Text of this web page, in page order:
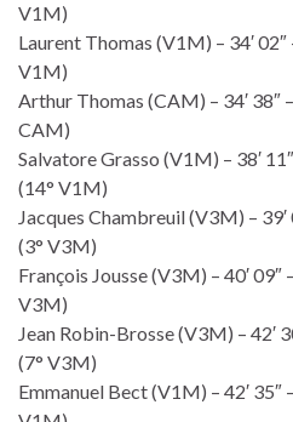
V1M)
Laurent Thomas (V1M) – 34′
V1M)
Arthur Thomas (CAM) – 34′ 38″
CAM)
Salvatore Grasso (V1M) – 38′
(14° V1M)
Jacques Chambreuil (V3M) – 39′
(3° V3M)
François Jousse (V3M) – 40′ 09″
V3M)
Jean Robin-Brosse (V3M) – 42′
(7° V3M)
Emmanuel Bect (V1M) – 42′ 35″